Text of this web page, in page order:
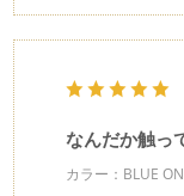
なんだか触っ
カラー：BLUE